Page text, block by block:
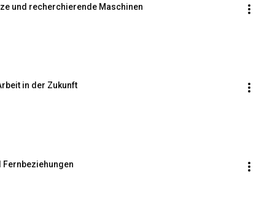
und recherchierende Maschinen
in der Zukunft
Fernbeziehungen